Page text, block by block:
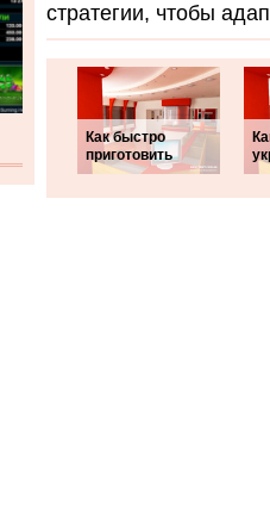
стратегии, чтобы
Как быстро
приготовить